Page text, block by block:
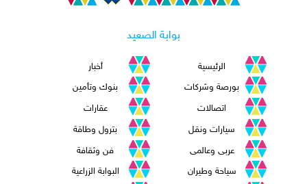
بوابة الصعيد
الرئيسية
أخبار
بورصة وشركات
بنوك وتأمين
اتصالات
عقارات
سيارات ونقل
بترول وطاقة
عربى وعالمى
فن وثقافة
سياحة وطيران
البوابة الزراعية